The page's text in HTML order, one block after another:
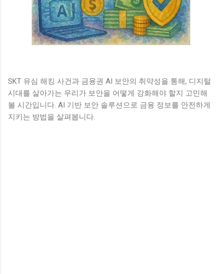
SKT 유심 해킹 사건과 금융권 AI 보안의 취약성을 통해, 디지털
시대를 살아가는 우리가 보안을 어떻게 강화해야 할지 고민해
볼 시간입니다. AI 기반 보안 솔루션으로 금융 정보를 안전하게
지키는 방법을 살펴봅니다.